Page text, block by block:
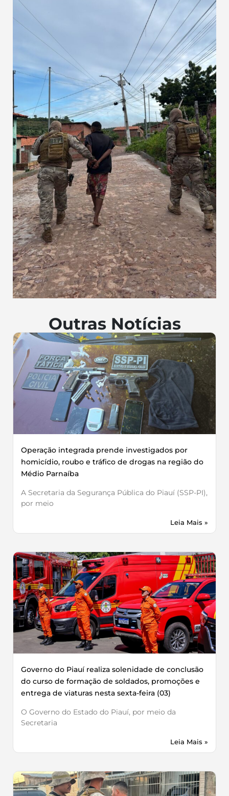
Outras Notícias
Operação integrada prende investigados por
homicídio, roubo e tráfico de drogas na região do
Médio Parnaíba
A Secretaria da Segurança Pública do Piauí (SSP-PI),
por meio
Leia Mais »
Governo do Piauí realiza solenidade de conclusão
do curso de formação de soldados, promoções e
entrega de viaturas nesta sexta-feira (03)
O Governo do Estado do Piauí, por meio da
Secretaria
Leia Mais »